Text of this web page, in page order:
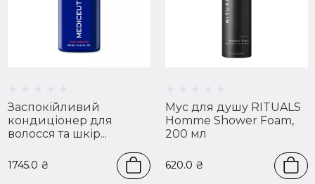
Заспокійливий
кондиціонер для
волосся та шкір...
1745.0 ₴
Мус для душу RITUALS
Homme Shower Foam,
200 мл
620.0 ₴